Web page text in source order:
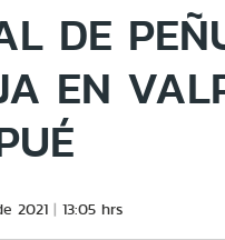
DE
EN
2021 13:05 hrs